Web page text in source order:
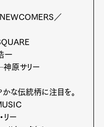
／
一
神原サリー
な伝統柄に注目を。
ー